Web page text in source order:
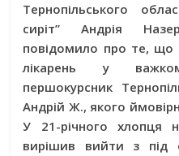
Тернопільського
сиріт” Андрія
повідомило про те, що
лікарень у
першокурсник
Андрій Ж., якого
У 21-річного хлопця
вирішив вийти з під